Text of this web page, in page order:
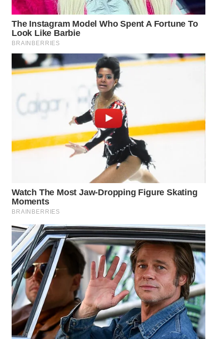
WN
CIANJUR
WN
SERIBU
TANGERANG
WN
INDRAMAYU
WN
KUNINGAN
WN
MAJALENGKA
WN
SUBANG
WN